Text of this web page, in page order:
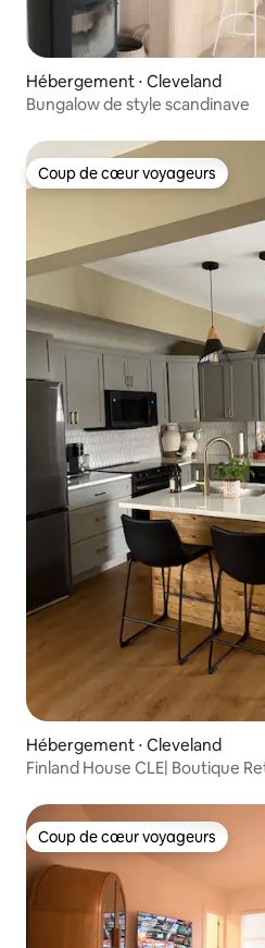
Hébergement ⋅ Cleveland
Bungalow de style scandinave
Coup de cœur voyageurs
Coup de cœur voyageurs
Hébergement ⋅ Cleveland
Finland House CLE| Boutique
Coup de cœur voyageurs
Coup de cœur voyageurs